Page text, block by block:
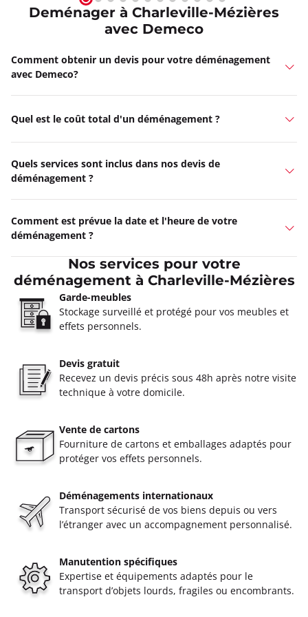
Deménager à Charleville-Mézières
avec Demeco
Comment obtenir un devis pour votre déménagement
avec Demeco?
Quel est le coût total d'un déménagement ?
Quels services sont inclus dans nos devis de
déménagement ?
Comment est prévue la date et l'heure de votre
déménagement ?
Nos services pour votre
déménagement à Charleville-Mézières
Garde-meubles
Stockage surveillé et protégé pour vos meubles et
effets personnels.
Devis gratuit
Recevez un devis précis sous 48h après notre visite
technique à votre domicile.
Vente de cartons
Fourniture de cartons et emballages adaptés pour
protéger vos effets personnels.
Déménagements internationaux
Transport sécurisé de vos biens depuis ou vers
l’étranger avec un accompagnement personnalisé.
Manutention spécifiques
Expertise et équipements adaptés pour le
transport d’objets lourds, fragiles ou encombrants.